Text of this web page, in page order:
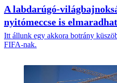
A labdarúgó-
nyitómeccse is elmaradhat
Itt állunk egy akkora botrány
FIFA-nak.